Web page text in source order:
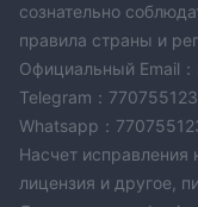
сознательно
правила страны и
Официальный Email
Telegram：
Whatsapp：
Насчет исправления
лицензия и другое,